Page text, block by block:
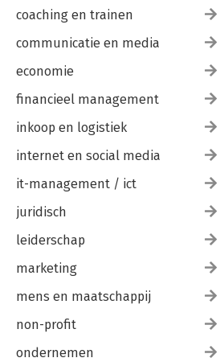
coaching en trainen
communicatie en media
economie
financieel management
inkoop en logistiek
internet en social media
it-management / ict
juridisch
leiderschap
marketing
mens en maatschappij
non-profit
ondernemen